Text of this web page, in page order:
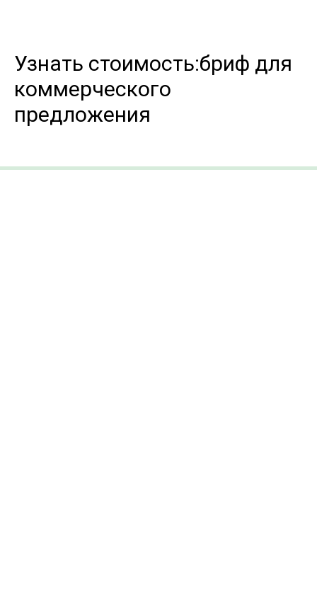
Узнать стоимость:бриф для
коммерческого
предложения